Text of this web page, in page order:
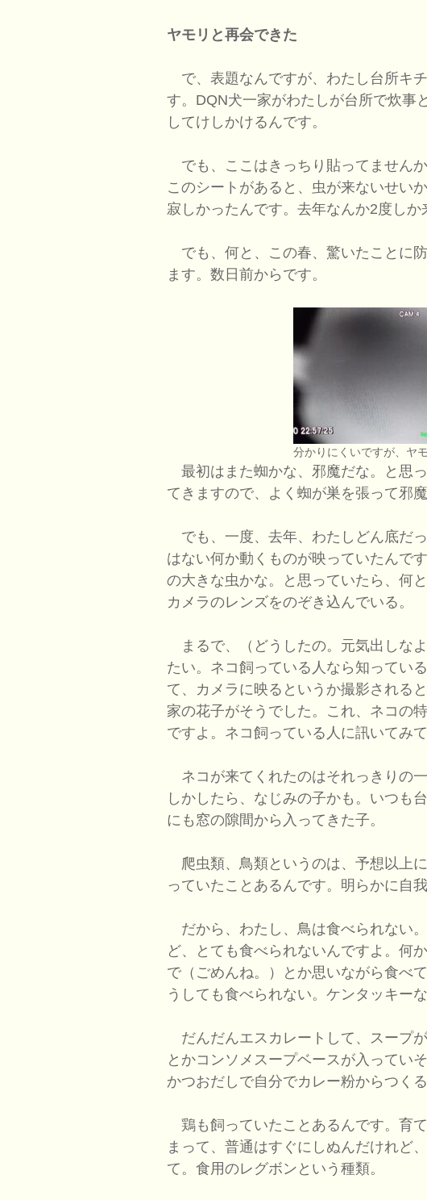
ヤモリと再会できた
で、表題なんですが、わたし台所キ
す。DQN犬一家がわたしが台所で炊事
してけしかけるんです。
でも、ここはきっちり貼ってません
このシートがあると、虫が来ないせい
寂しかったんです。去年なんか2度しか
でも、何と、この春、驚いたことに
ます。数日前からです。
分かりにくいですが、ヤ
最初はまた蜘かな、邪魔だな。と思
てきますので、よく蜘が巣を張って邪魔
でも、一度、去年、わたしどん底だ
はない何か動くものが映っていたんで
の大きな虫かな。と思っていたら、何
カメラのレンズをのぞき込んでいる。
まるで、（どうしたの。元気出しな
たい。ネコ飼っている人なら知ってい
て、カメラに映るというか撮影される
家の花子がそうでした。これ、ネコの
ですよ。ネコ飼っている人に訊いてみて
ネコが来てくれたのはそれっきりの
しかしたら、なじみの子かも。いつも
にも窓の隙間から入ってきた子。
爬虫類、鳥類というのは、予想以上
っていたことあるんです。明らかに自我
だから、わたし、鳥は食べられない
ど、とても食べられないんですよ。何
で（ごめんね。）とか思いながら食べ
うしても食べられない。ケンタッキー
だんだんエスカレートして、スープ
とかコンソメスープベースが入ってい
かつおだしで自分でカレー粉からつくる
鶏も飼っていたことあるんです。育
まって、普通はすぐにしぬんだけれど
て。食用のレグボンという種類。